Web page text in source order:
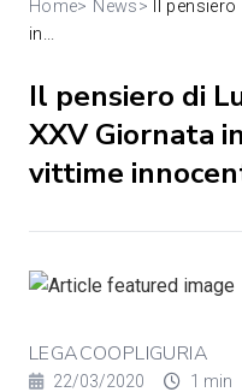
Home> News>
Il
in...
Il pensiero di
XXV Giornata
vittime
LEGACOOPLIGURIA
22/03/2020 1 min